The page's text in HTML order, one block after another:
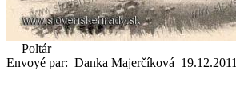
Poltár
Envoyé par: Danka Majerčíková 19.12.2011